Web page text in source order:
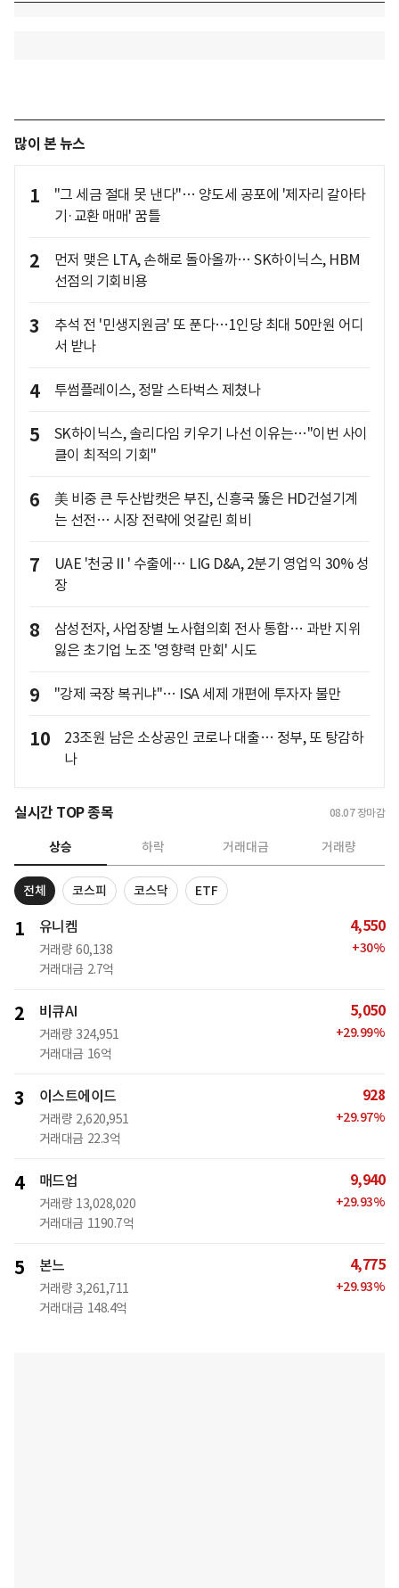
많이 본 뉴스
1
"그 세금 절대 못 낸다"… 양도세 공포에 '제자리 갈아타
기·교환 매매' 꿈틀
2
먼저 맺은 LTA, 손해로 돌아올까… SK하이닉스, HBM
선점의 기회비용
3
추석 전 '민생지원금' 또 푼다…1인당 최대 50만원 어디
서 받나
4 투썸플레이스, 정말 스타벅스 제쳤나
5
SK하이닉스, 솔리다임 키우기 나선 이유는…"이번 사이
클이 최적의 기회"
6
美 비중 큰 두산밥캣은 부진, 신흥국 뚫은 HD건설기계
는 선전… 시장 전략에 엇갈린 희비
7
UAE '천궁Ⅱ' 수출에… LIG D&A, 2분기 영업익 30% 성
장
8
삼성전자, 사업장별 노사협의회 전사 통합… 과반 지위
잃은 초기업 노조 '영향력 만회' 시도
9 "강제 국장 복귀냐"… ISA 세제 개편에 투자자 불만
10
23조원 남은 소상공인 코로나 대출… 정부, 또 탕감하
나
실시간 TOP 종목 08.07 장마감
상승 하락 거래대금 거래량
전체 코스피 코스닥 ETF
1 유니켐
거래량 60,138
거래대금 2.7억
4,550
+30%
2 비큐AI
거래량 324,951
거래대금 16억
5,050
+29.99%
3 이스트에이드
거래량 2,620,951
거래대금 22.3억
928
+29.97%
4 매드업
거래량 13,028,020
거래대금 1190.7억
9,940
+29.93%
5 본느
거래량 3,261,711
거래대금 148.4억
4,775
+29.93%